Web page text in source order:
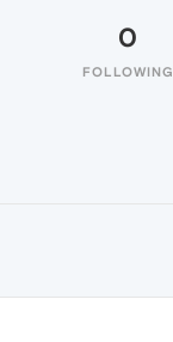
0
FOLLOWING